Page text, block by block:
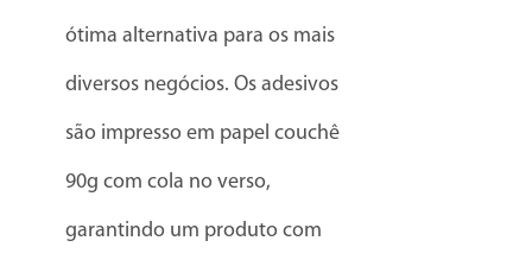
ótima alternativa para os mais
diversos negócios. Os adesivos
são impresso em papel couchê
90g com cola no verso,
garantindo um produto com